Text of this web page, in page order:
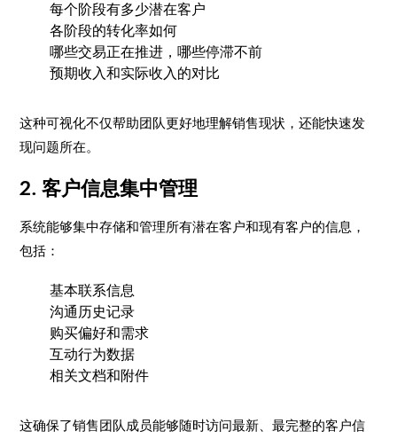
每个阶段有多少潜在客户
各阶段的转化率如何
哪些交易正在推进，哪些停滞不前
预期收入和实际收入的对比
这种可视化不仅帮助团队更好地理解销售现状，还能快速发
现问题所在。
2. 客户信息集中管理
系统能够集中存储和管理所有潜在客户和现有客户的信息，
包括：
基本联系信息
沟通历史记录
购买偏好和需求
互动行为数据
相关文档和附件
这确保了销售团队成员能够随时访问最新、最完整的客户信